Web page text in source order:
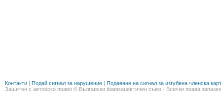
Контакти | Подай сигнал за нарушение | Подаване на сигнал за изгубена членска
Защитен с авторско право © Български фармацевтичен съюз - Всички права